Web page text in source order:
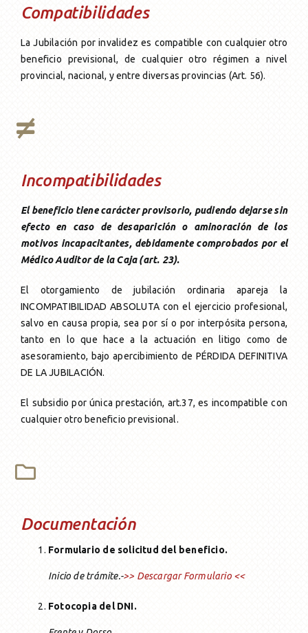
Compatibilidades
La Jubilación por invalidez es compatible con cualquier otro
beneficio previsional, de cualquier otro régimen a nivel
provincial, nacional, y entre diversas provincias (Art. 56).
Incompatibilidades
El beneficio tiene carácter provisorio, pudiendo dejarse sin
efecto en caso de desaparición o aminoración de los
motivos incapacitantes, debidamente comprobados por el
Médico Auditor de la Caja (art. 23).
El otorgamiento de jubilación ordinaria apareja la
INCOMPATIBILIDAD ABSOLUTA con el ejercicio profesional,
salvo en causa propia, sea por sí o por interpósita persona,
tanto en lo que hace a la actuación en litigo como de
asesoramiento, bajo apercibimiento de PÉRDIDA DEFINITIVA
DE LA JUBILACIÓN.
El subsidio por única prestación, art.37, es incompatible con
cualquier otro beneficio previsional.
Documentación
Formulario de solicitud del beneficio.
Inicio de trámite.->> Descargar Formulario <<
Fotocopia del DNI.